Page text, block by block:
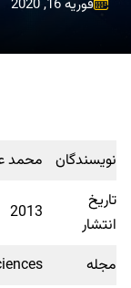
فوریه 16, 2020
نویسندگان محمد
تاریخ
انتشار
2013
مجله